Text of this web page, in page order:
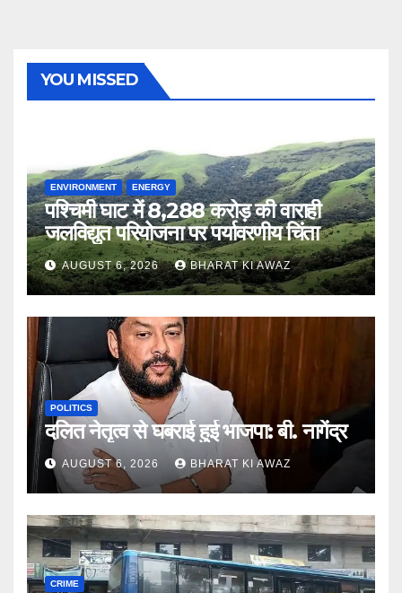
YOU MISSED
ENVIRONMENT ENERGY
पश्चिमी घाट में 8,288 करोड़ की वाराही
जलविद्युत परियोजना पर पर्यावरणीय चिंता
AUGUST 6, 2026 BHARAT KI AWAZ
POLITICS
दलित नेतृत्व से घबराई हुई भाजपा: बी. नागेंद्र
AUGUST 6, 2026 BHARAT KI AWAZ
CRIME